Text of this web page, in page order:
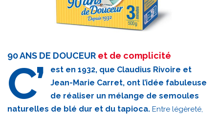
90 ANS DE DOUCEUR et de complicité
C’
est en 1932, que Claudius Rivoire et
Jean-Marie Carret, ont l’idée fabuleuse
de réaliser un mélange de semoules
naturelles de blé dur et du tapioca. Entre légèreté,